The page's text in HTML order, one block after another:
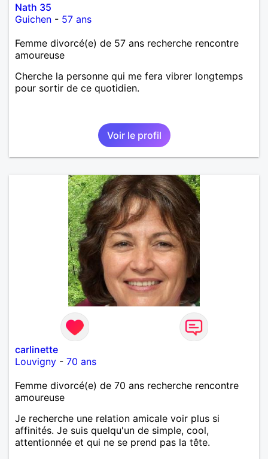
Nath 35
Guichen - 57 ans
Femme divorcé(e) de 57 ans recherche rencontre
amoureuse
Cherche la personne qui me fera vibrer longtemps
pour sortir de ce quotidien.
Voir le profil
carlinette
Louvigny - 70 ans
Femme divorcé(e) de 70 ans recherche rencontre
amoureuse
Je recherche une relation amicale voir plus si
affinités. Je suis quelqu'un de simple, cool,
attentionnée et qui ne se prend pas la tête.